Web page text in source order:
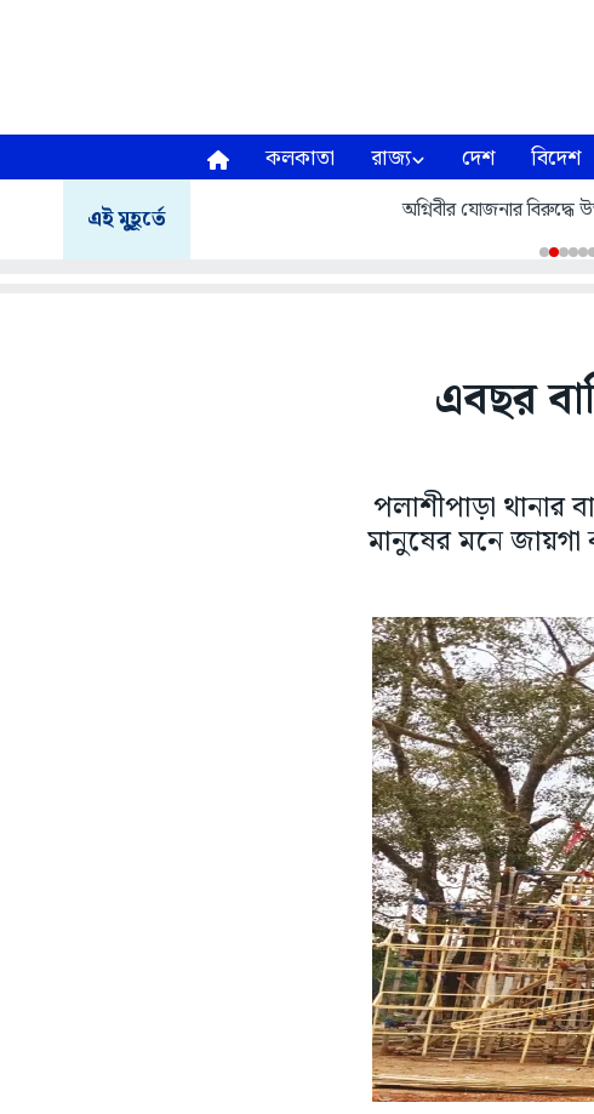
কলকাতা রাজ্য দেশ বিদেশ
এই মুহূর্তে অগ্নিবীর যোজনার বিরুদ্ধে
এবছর
পলাশীপাড়া থানার
মানুষের মনে জায়গা